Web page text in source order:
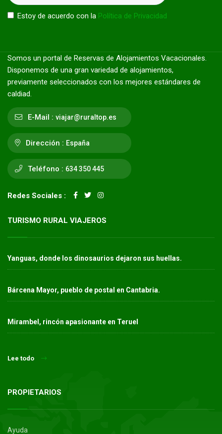
Estoy de acuerdo con la Política de Privacidad
Somos un portal de Reservas de Alojamientos Vacacionales.
Disponemos de una gran variedad de alojamientos,
previamente seleccionados con los mejores estándares de
caldiad.
E-Mail : viajar@ruraltop.es
Dirección : España
Teléfono : 634 350 445
Redes Sociales :
TURISMO RURAL VIAJEROS
Yanguas, donde los dinosaurios dejaron sus huellas.
Bárcena Mayor, pueblo de postal en Cantabria.
Mirambel, rincón apasionante en Teruel
Lee todo
PROPIETARIOS
Ayuda